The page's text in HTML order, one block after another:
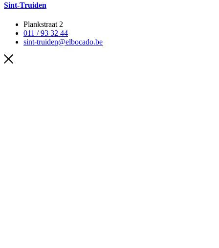
Sint-Truiden
Plankstraat 2
011 / 93 32 44
sint-truiden@elbocado.be